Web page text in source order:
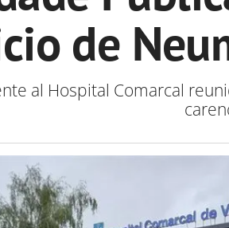
de
al Hospital Comarcal